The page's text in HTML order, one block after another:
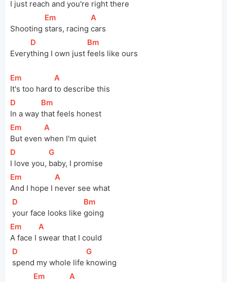
I just reach and you're right there
Shooting
[Em
stars, racing
[
A
cars
Every
[D
thing I own just
[Bm
feels like ours
[Em
It's too hard
[
A
to describe this
[D
In a way
[Bm
that feels honest
[Em
But even
[
A
when I'm quiet
[D
I love you,
[
G
baby, I promise
[Em
And I hope I
[
A
never see what
[D
your face looks like
[Bm
going
[Em
A face I
[
A
swear that I could
[D
spend my whole life
[
G
knowing
[Em [
A